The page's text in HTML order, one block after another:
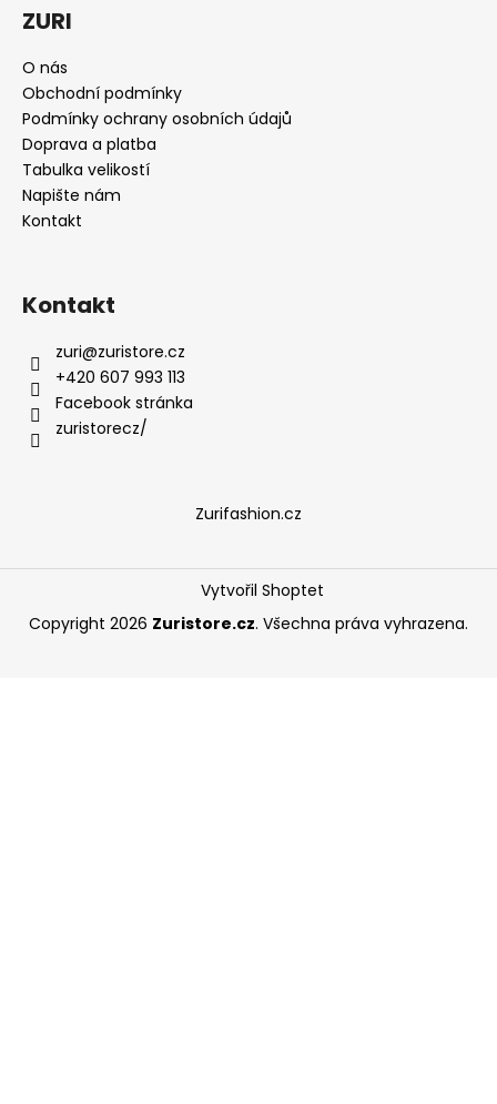
ZURI
O nás
Obchodní podmínky
Podmínky ochrany osobních údajů
Doprava a platba
Tabulka velikostí
Napište nám
Kontakt
Kontakt
zuri@zuristore.cz
+420 607 993 113
Facebook stránka
zuristorecz/
Zurifashion.cz
Vytvořil Shoptet
Copyright 2026 Zuristore.cz. Všechna práva vyhrazena.